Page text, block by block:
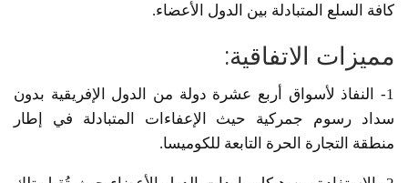
كافة السلع المتبادلة بين الدول الأعضاء.
مميزات الاتفاقية:
1- النفاذ لأسواق أربع عشرة دولة من الدول الإفريقية بدون
سداد رسوم جمركية حيث الإعفاءات المتبادلة في إطار
منطقة التجارة الحرة التابعة للكوميسا.